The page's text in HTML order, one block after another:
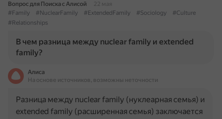
Вопрос для Поиска с Алисой
22 мая
#Family
#NuclearFamily #ExtendedFamily #Sociology
#Culture
#Relationships
В чем разница между nuclear family и extended
family?
Алиса
На основе источников, возможны неточности
Разница между nuclear family (нуклеарная семья) и
extended family (расширенная семья) заключается